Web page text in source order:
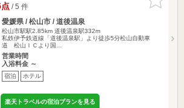
りに追加
/ 5 件
愛媛県 / 松山市 / 道後温泉
松山市駅駅2.85km 道後温泉駅332m
私鉄伊予鉄道線「道後温泉駅」より徒歩5分松山自動車
道 松山ＩＣより国…
営業時間
入浴料金 ～
宿泊 ホテル
楽天トラベルの宿泊プランを見る